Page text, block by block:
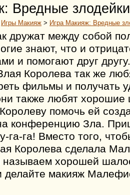
Вредные
Игры Макияж > Игра Макияж: Вредные
дружат между собой
знают, что и
и помогают друг
Королева так же
фильмы и получать
также любят
помочь ей
конференцию Зла.
га-га! Вместо того,
Королева сделала
называем хорошей
макияж